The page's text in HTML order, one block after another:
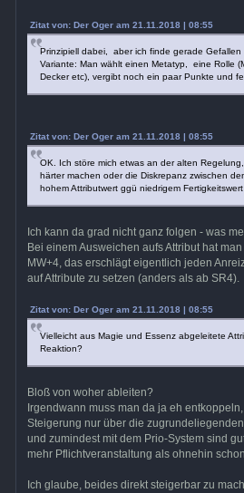
Zitat von: Der Oger am 21.11.2018 | 08:55
Prinzipiell dabei, aber ich finde gerade Gefallen
Variante: Man wählt einen Metatyp, eine Rolle
Decker etc), vergibt noch ein paar Punkte und
Zitat von: Der Oger am 21.11.2018 | 08:55
OK. Ich störe mich etwas an der alten
härter machen oder die Diskrepanz zwischen
hohem Attributwert ggü niedrigem
Ich kann da grad nicht ganz folgen - was
Bei einem Ausweichen aufs Attribut hat
MW+4, das erschlägt eigentlich jeden
auf Attribute zu setzen (anders als ab SR4).
Zitat von: Der Oger am 21.11.2018 | 08:55
Vielleicht aus Magie und Essenz abgeleitete
Reaktion?
Bloß von woher ableiten?
Irgendwann muss man da ja eh
Steigerung nur über die
und zumindest mit dem Prio-System sind
mehr Pflichtveranstaltung als ohnehin
Ich glaube, beides direkt steigerbar zu